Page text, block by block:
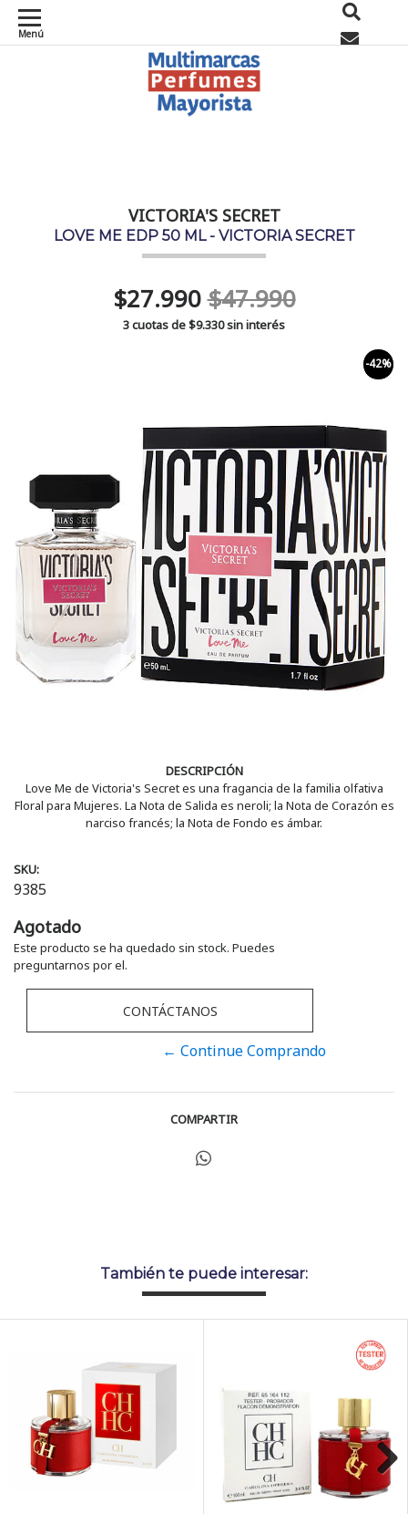
Menú
VICTORIA'S SECRET
LOVE ME EDP 50 ML - VICTORIA SECRET
$27.990$47.990
3 cuotas de$9.330sin interés
-42%
DESCRIPCIÓN
Love Me de Victoria's Secret es una fragancia de la familia olfativa
Floral para Mujeres. La Nota de Salida es neroli; la Nota de Corazón es
narciso francés; la Nota de Fondo es ámbar.
SKU:
9385
Agotado
Este producto se ha quedado sin stock. Puedes
preguntarnos por el.
CONTÁCTANOS
← Continue Comprando
COMPARTIR
También te puede interesar:
Next